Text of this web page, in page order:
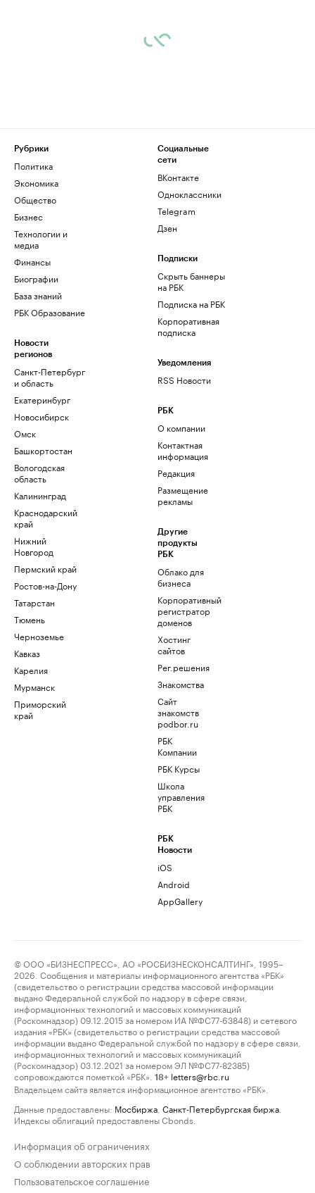
Рубрики
Политика
Экономика
Общество
Бизнес
Технологии и
медиа
Финансы
Биографии
База знаний
РБК Образование
Новости
регионов
Санкт-Петербург
и область
Екатеринбург
Новосибирск
Омск
Башкортостан
Вологодская
область
Калининград
Краснодарский
край
Нижний
Новгород
Пермский край
Ростов-на-Дону
Татарстан
Тюмень
Черноземье
Кавказ
Карелия
Мурманск
Приморский
край
Социальные
сети
ВКонтакте
Одноклассники
Telegram
Дзен
Подписки
Скрыть баннеры
на РБК
Подписка на РБК
Корпоративная
подписка
Уведомления
RSS Новости
РБК
О компании
Контактная
информация
Редакция
Размещение
рекламы
Другие
продукты
РБК
Облако для
бизнеса
Корпоративный
регистратор
доменов
Хостинг
сайтов
Рег.решения
Знакомства
Сайт
знакомств
podbor.ru
РБК
Компании
РБК Курсы
Школа
управления
РБК
РБК
Новости
iOS
Android
AppGallery
© ООО «БИЗНЕСПРЕСС», АО «РОСБИЗНЕСКОНСАЛТИНГ», 1995–
2026. Сообщения и материалы информационного агентства «РБК»
(свидетельство о регистрации средства массовой информации
выдано Федеральной службой по надзору в сфере связи,
информационных технологий и массовых коммуникаций
(Роскомнадзор) 09.12.2015 за номером ИА №ФС77-63848) и сетевого
издания «РБК» (свидетельство о регистрации средства массовой
информации выдано Федеральной службой по надзору в сфере связи,
информационных технологий и массовых коммуникаций
(Роскомнадзор) 03.12.2021 за номером ЭЛ №ФС77-82385)
сопровождаются пометкой «РБК».
18+ letters@rbc.ru
Владельцем сайта является информационное агентство «РБК».
Данные предоставлены: Мосбиржа Санкт-Петербургская биржа
Индексы облигаций предоставлены Cbonds.
Информация об ограничениях
О соблюдении авторских прав
Пользовательское соглашение